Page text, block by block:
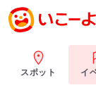
スポット イ